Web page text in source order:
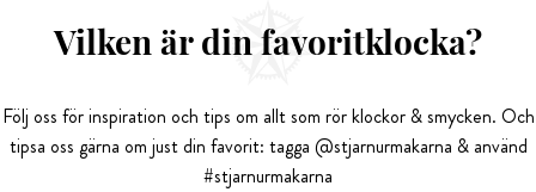
Vilken är din favoritklocka?
Följ oss för inspiration och tips om allt som rör klockor & smycken. Och
tipsa oss gärna om just din favorit: tagga @stjarnurmakarna & använd
#stjarnurmakarna